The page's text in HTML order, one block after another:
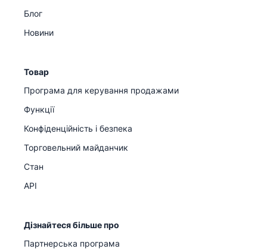
Блог
Новини
Товар
Програма для керування продажами
Функції
Конфіденційність і безпека
Торговельний майданчик
Стан
API
Дізнайтеся більше про
Партнерська програма